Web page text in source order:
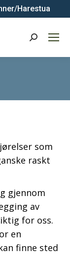
Harestua
Search:
som
raskt
gjennom
av
for oss.
en
finne sted